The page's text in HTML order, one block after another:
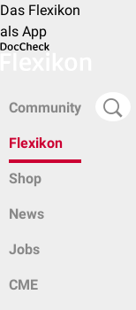
Das Flexikon
als App
Community
Flexikon
Shop
News
Jobs
CME